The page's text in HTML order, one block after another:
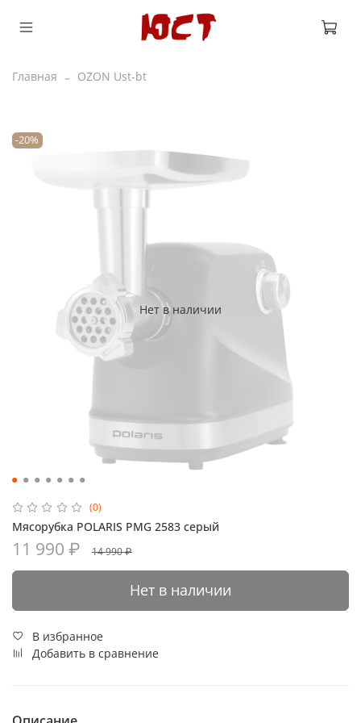
Главная OZON Ust-bt
Нет в наличии
-20%
(0)
Мясорубка POLARIS PMG 2583 серый
11 990 ₽ 14 990 ₽
Нет в наличии
В избранное
Добавить в сравнение